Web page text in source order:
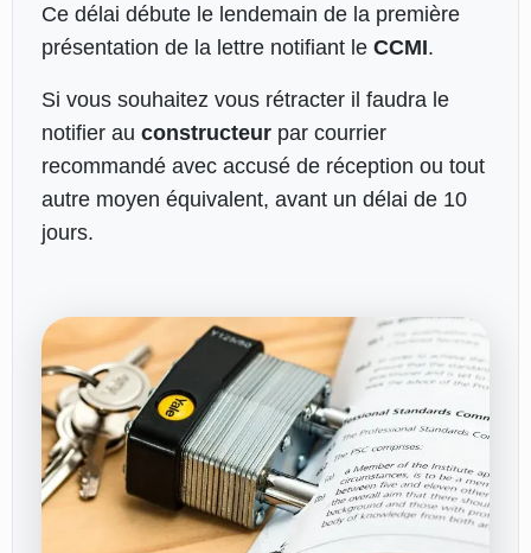
Ce délai débute le lendemain de la première
présentation de la lettre notifiant le CCMI.
Si vous souhaitez vous rétracter il faudra le
notifier au constructeurpar courrier
recommandé avec accusé de réception ou tout
autre moyen équivalent, avant un délai de 10
jours.